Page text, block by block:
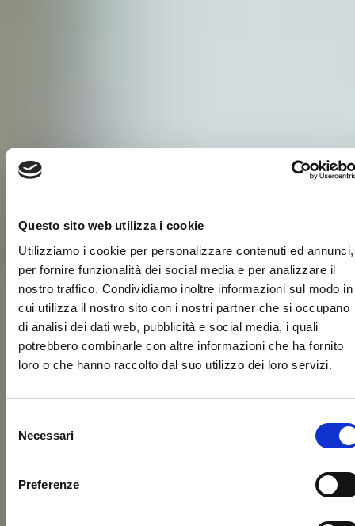
Questo sito web utilizza i cookie
Utilizziamo i cookie per personalizzare contenuti ed annunci,
per fornire funzionalità dei social media e per analizzare il
nostro traffico. Condividiamo inoltre informazioni sul modo in
cui utilizza il nostro sito con i nostri partner che si occupano
di analisi dei dati web, pubblicità e social media, i quali
potrebbero combinarle con altre informazioni che ha fornito
loro o che hanno raccolto dal suo utilizzo dei loro servizi.
delNecessari
Preferenze